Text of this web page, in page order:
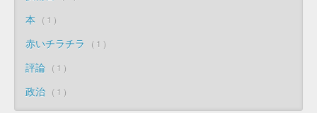
本 1
赤いチラチラ 1
評論 1
政治 1